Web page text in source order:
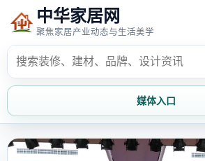
中华家居网
聚焦家居产业动态与生活美学
媒体入口
首页 家居资讯